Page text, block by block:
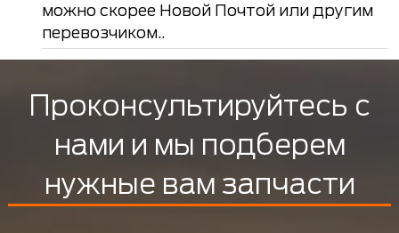
можно скорее Новой Почтой или другим
перевозчиком..
Проконсультируйтесь с
нами и мы подберем
нужные вам запчасти